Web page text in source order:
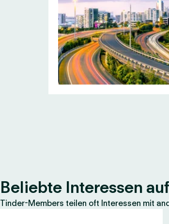
Beliebte Interessen
Tinder-Members teilen oft Interessen mit